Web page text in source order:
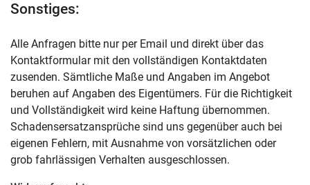
Sonstiges:
Alle Anfragen bitte nur per Email und direkt über das
Kontaktformular mit den vollständigen Kontaktdaten
zusenden. Sämtliche Maße und Angaben im Angebot
beruhen auf Angaben des Eigentümers. Für die Richtigkeit
und Vollständigkeit wird keine Haftung übernommen.
Schadensersatzansprüche sind uns gegenüber auch bei
eigenen Fehlern, mit Ausnahme von vorsätzlichen oder
grob fahrlässigen Verhalten ausgeschlossen.